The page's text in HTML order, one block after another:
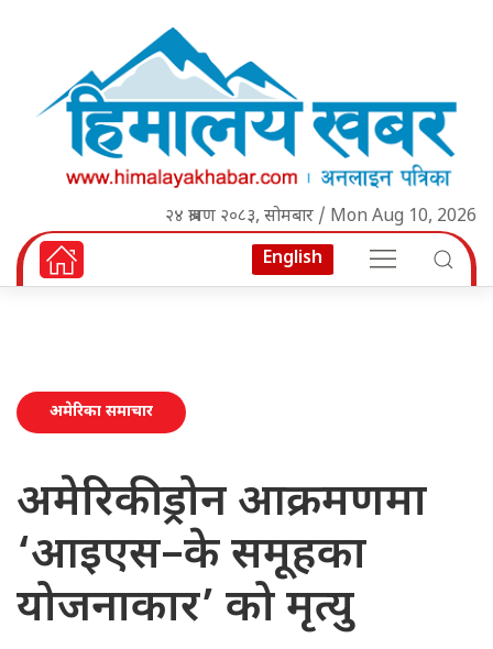
२४ श्रावण २०८३, सोमबार / Mon Aug 10, 2026
English
अमेरिका समाचार
अमेरिकी ड्रोन आक्रमणमा
‘आइएस–के समूहका
योजनाकार’ को मृत्यु